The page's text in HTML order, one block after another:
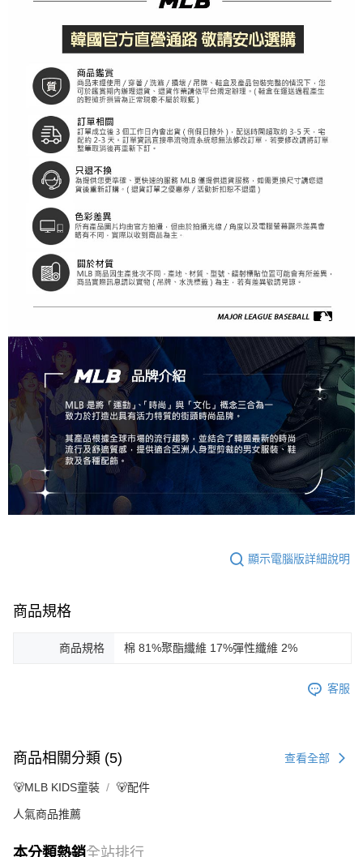
顯示電腦版詳細說明
商品規格
商品規格 棉 81%聚酯纖維 17%彈性纖維 2%
客服
商品相關分類 (5) 查看全部
🐻MLB KIDS童裝 🐻配件
人氣商品推薦
本分類熱銷全站排行